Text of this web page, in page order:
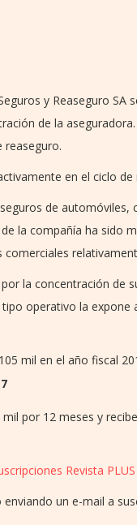
y Reaseguro SA
de la
reaseguro.
en el ciclo
de automóviles,
la compañía ha sido
la concentración de
operativo la expone
mil en el año fiscal
por 12 meses y
Revista PLUS
un e-mail a